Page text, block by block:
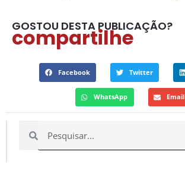
GOSTOU DESTA PUBLICAÇÃO?
compartilhe
Facebook Twitter
WhatsApp Email